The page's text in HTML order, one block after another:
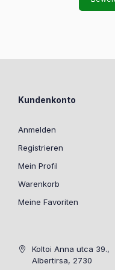
Kundenkonto
Anmelden
Registrieren
Mein Profil
Warenkorb
Meine Favoriten
Koltoi Anna utca 39.,
Albertirsa, 2730